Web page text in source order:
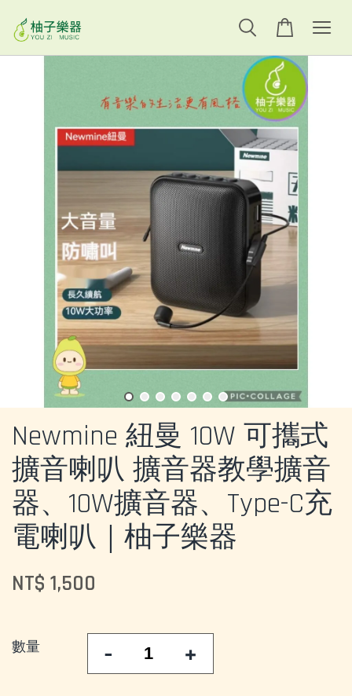
Newmine 紐曼 10W 可攜式
擴音喇叭 擴音器教學擴音
器、10W擴音器、Type-C充
電喇叭｜柚子樂器
NT$ 1,500
數量 - +